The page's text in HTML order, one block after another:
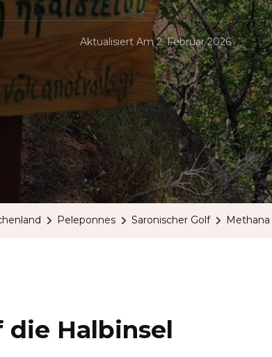
Aktualisiert Am2. Februar 2026
Peleponnes Saronischer Golf Methana
Halbinsel